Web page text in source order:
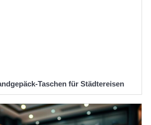
Taschen für Städtereisen